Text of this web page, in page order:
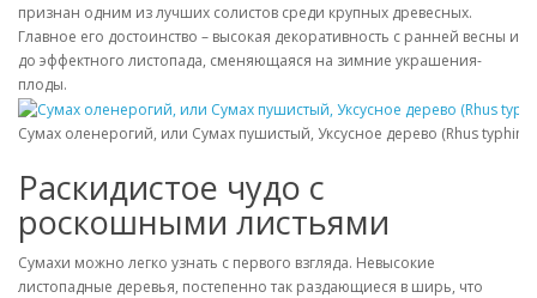
признан одним из лучших солистов среди крупных древесных.
Главное его достоинство – высокая декоративность с ранней весны и
до эффектного листопада, сменяющаяся на зимние украшения-
плоды.
Сумах оленерогий, или Сумах пушистый, Уксусное дерево (Rhus
Раскидистое чудо с
роскошными листьями
Сумахи можно легко узнать с первого взгляда. Невысокие
листопадные деревья, постепенно так раздающиеся в ширь, что